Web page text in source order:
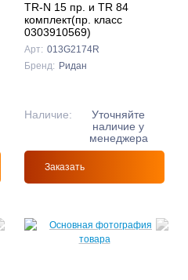
TR-N 15 пр. и TR 84
комплект(пр. класс
0303910569)
Арт: 013G2174R
Бренд: Ридан
Наличие:
Уточняйте
наличие у
менеджера
Заказать